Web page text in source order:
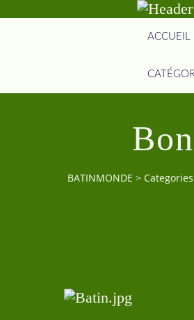
ACCUEIL
BATINMONDE > Categories